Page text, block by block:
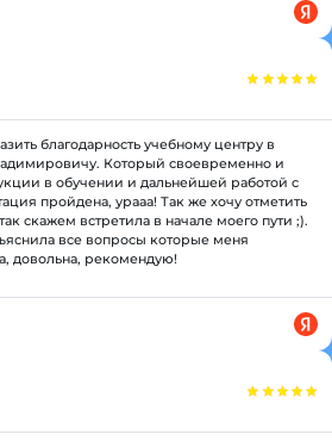
благодарность учебному центру в
Который своевременно и
в обучении и дальнейшей работой с
пройдена, урааа! Так же хочу отметить
скажем встретила в начале моего пути ;).
все вопросы которые меня
довольна, рекомендую!